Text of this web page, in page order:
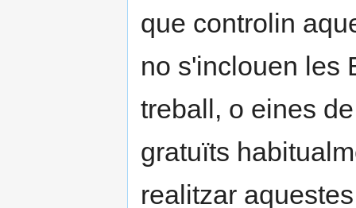
que controlin
no s'inclouen les
treball, o eines
gratuïts
realitzar